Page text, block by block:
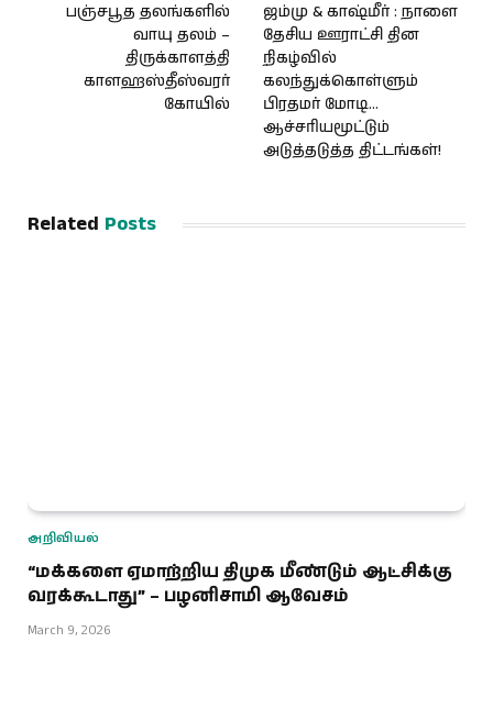
பஞ்சபூத தலங்களில்
வாயு தலம் –
திருக்காளத்தி
காளஹஸ்தீஸ்வரர்
கோயில்
ஜம்மு & காஷ்மீர் : நாளை
தேசிய ஊராட்சி தின
நிகழ்வில்
கலந்துக்கொள்ளும்
பிரதமர் மோடி…
ஆச்சரியமூட்டும்
அடுத்தடுத்த திட்டங்கள்!
Related Posts
அறிவியல்
“மக்களை ஏமாற்றிய திமுக மீண்டும் ஆட்சிக்கு
வரக்கூடாது” – பழனிசாமி ஆவேசம்
March 9, 2026